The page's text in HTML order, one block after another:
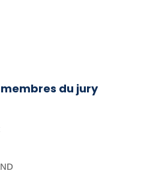
du jury